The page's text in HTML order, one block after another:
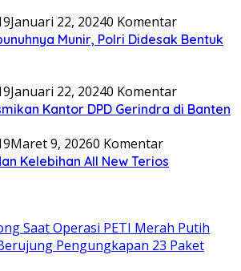
Januari 22, 20240 Komentar
Munir, Polri Didesak Bentuk
Januari 22, 20240 Komentar
Kantor DPD Gerindra di Banten
Maret 9, 20260 Komentar
Kelebihan All New Terios